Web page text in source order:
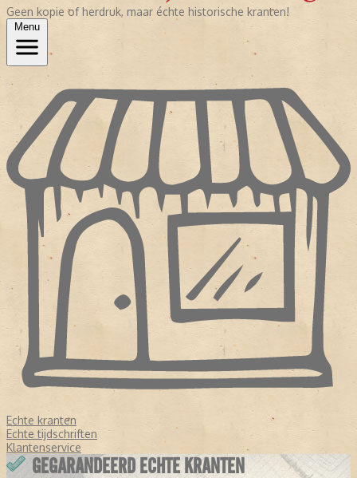
Geen kopie of herdruk, maar échte historische kranten!
Menu
Echte kranten
Echte tijdschriften
Klantenservice
GEGARANDEERD ECHTE KRANTEN